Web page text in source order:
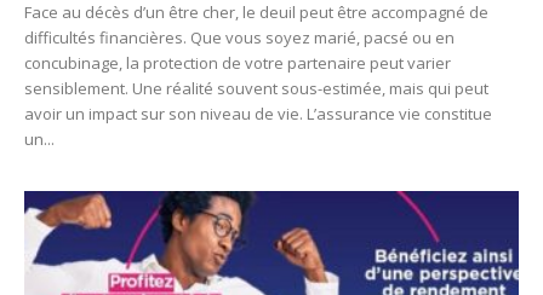
Face au décès d’un être cher, le deuil peut être accompagné de
difficultés financières. Que vous soyez marié, pacsé ou en
concubinage, la protection de votre partenaire peut varier
sensiblement. Une réalité souvent sous-estimée, mais qui peut
avoir un impact sur son niveau de vie. L’assurance vie constitue
un...